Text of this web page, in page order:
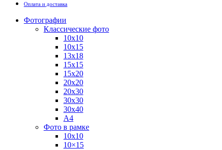
Оплата и доставка
Фотографии
Классические фото
10х10
10х15
13х18
15х15
15х20
20х20
20х30
30х30
30х40
А4
Фото в рамке
10х10
10×15